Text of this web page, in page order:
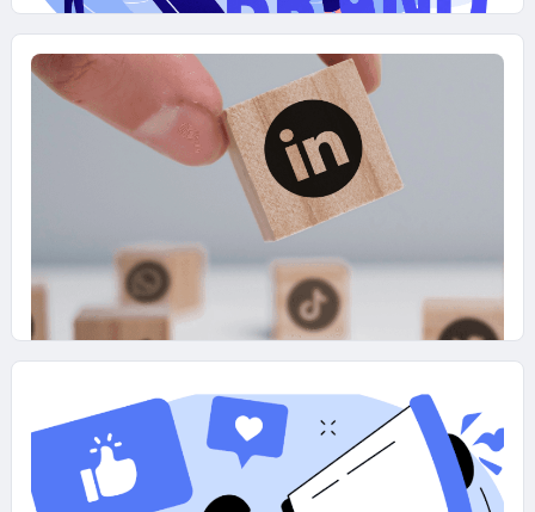
17 NOVEMBRE 2025
Come potenziare la Brand
Awareness con il Content
27 OTTOBRE 2025
Strategia LinkedIn: come creare
sinergia tra organico e paid